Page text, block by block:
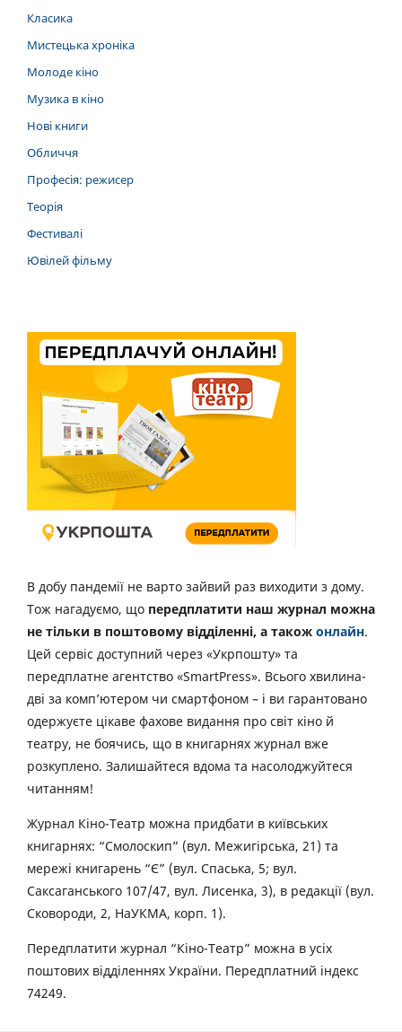
Класика
Мистецька хроніка
Молоде кіно
Музика в кіно
Нові книги
Обличчя
Професія: режисер
Теорія
Фестивалі
Ювілей фільму
В добу пандемії не варто зайвий раз виходити з дому.
Тож нагадуємо, що передплатити наш журнал можна
не тільки в поштовому відділенні, а також онлайн.
Цей сервіс доступний через «Укрпошту» та
передплатне агентство «SmartPress». Всього хвилина-
дві за комп’ютером чи смартфоном – і ви гарантовано
одержуєте цікаве фахове видання про світ кіно й
театру, не боячись, що в книгарнях журнал вже
розкуплено. Залишайтеся вдома та насолоджуйтеся
читанням!
Журнал Кіно-Театр можна придбати в київських
книгарнях: “Смолоскип” (вул. Межигірська, 21) та
мережі книгарень “Є” (вул. Спаська, 5; вул.
Саксаганського 107/47, вул. Лисенка, 3), в редакції (вул.
Сковороди, 2, НаУКМА, корп. 1).
Передплатити журнал “Кіно-Театр” можна в усіх
поштових відділеннях України. Передплатний індекс
74249.